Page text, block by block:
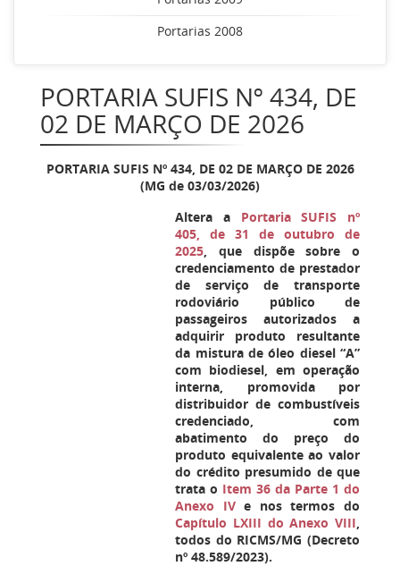
Portarias 2008
PORTARIA SUFIS Nº 434, DE
02 DE MARÇO DE 2026
PORTARIA SUFIS Nº 434, DE 02 DE MARÇO DE 2026
(MG de 03/03/2026)
Altera a Portaria SUFIS nº
405, de 31 de outubro de
2025, que dispõe sobre o
credenciamento de prestador
de serviço de transporte
rodoviário público de
passageiros autorizados a
adquirir produto resultante
da mistura de óleo diesel “A”
com biodiesel, em operação
interna, promovida por
distribuidor de combustíveis
credenciado, com
abatimento do preço do
produto equivalente ao valor
do crédito presumido de que
trata o Item 36 da Parte 1 do
Anexo IVe nos termos do
Capítulo LXIII do Anexo VIII,
todos do RICMS/MG (Decreto
nº 48.589/2023).